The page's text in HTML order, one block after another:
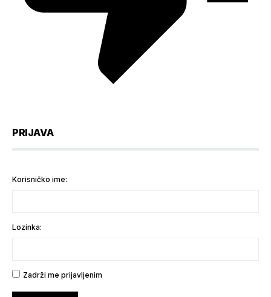
PRIJAVA
Korisničko ime:
Lozinka:
Zadrži me prijavljenim